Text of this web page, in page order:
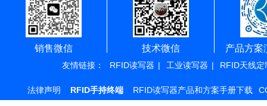
销售微信 技术微信 产品方案
友情链接： RFID读写器 | 工业读写器 | RFID天线定
法律声明 RFID手持终端 RFID读写器产品和方案手册下载